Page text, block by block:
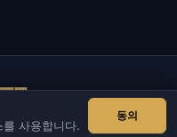
웨어 설치 및 실행 서비스
사용합니다.
동의